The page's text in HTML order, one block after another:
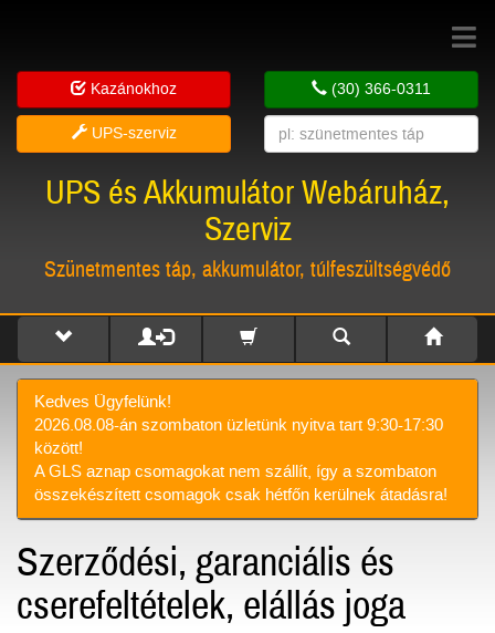
Toggle
Kazánokhoz
UPS-szerviz
(30) 366-0311
UPS és Akkumulátor Webáruház,
Szerviz
Szünetmentes táp, akkumulátor, túlfeszültségvédő
Kedves Ügyfelünk!
2026.08.08-án szombaton üzletünk nyitva tart 9:30-17:30
között!
A GLS aznap csomagokat nem szállít, így a szombaton
összekészített csomagok csak hétfőn kerülnek átadásra!
Szerződési, garanciális és
cserefeltételek, elállás joga